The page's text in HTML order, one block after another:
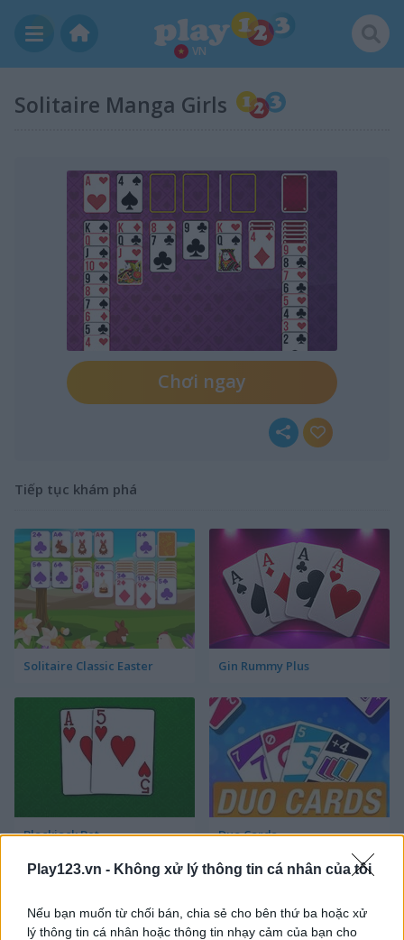
Play123.vn - Không xử lý thông tin cá nhân của tôi
Nếu bạn muốn từ chối bán, chia sẻ cho bên thứ ba hoặc xử
lý thông tin cá nhân hoặc thông tin nhạy cảm của bạn cho
VN
Solitaire Manga Girls
Chơi ngay
Tiếp tục khám phá
Solitaire Classic Easter Gin Rummy Plus
Blackjack Bet Duo Cards